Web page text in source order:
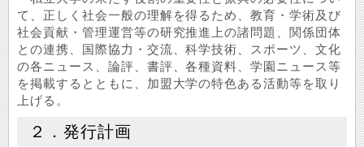
て、正しく社会一般の理解を得るため、教育・学術及び
社会貢献・管理運営等の研究推進上の諸問題、関係団体
との連携、国際協力・交流、科学技術、スポーツ、文化
の各ニュース、論評、書評、各種資料、学園ニュース等
を掲載するとともに、加盟大学の特色ある活動等を取り
上げる。
２．発行計画